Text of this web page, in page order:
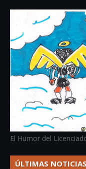
El Humor del
ÚLTIMAS